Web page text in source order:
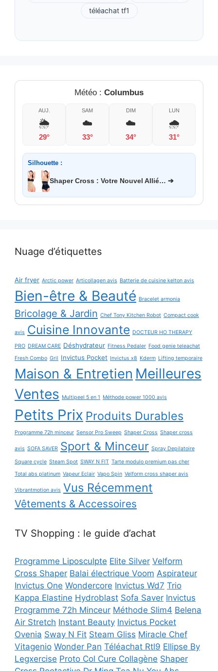
téléachat tf1
Météo : Columbus
AUJ.
🌦️
29°
SAM
☁️
33°
DIM
☁️
34°
LUN
🌧️
31°
Silhouette :
Shaper Cross : Votre Nouvel Allié… ➔
Nuage d’étiquettes
Air fryer Arctic power Articollagen avis Batterie de cuisine kelton avis
Bien-être & Beauté Bracelet armonia
Bricolage & Jardin Chef Tony Kitchen Robot Compact cook
avis Cuisine Innovante DOCTEUR HO THERAPY
PRO DREAM CARE Déshydrateur Fitness Pedaler Food genie teleachat
Fresh Combo Gril Invictus Pocket Invictus x8 Kderm Lifting temporaire
Maison & Entretien Meilleures
Ventes Multipeel 5 en 1 Méthode power 1000 avis
Petits Prix Produits Durables
Programme 72h minceur Sensor Pro Sweep Shaper Cross Shaper cross
avis SOFA SAVER Sport & Minceur Spray Depilatoire
Square cycle Steam Spot SWAY N FIT Tarte modulo premium pas cher
Total abs platinum Vapeur Eclair Vapo Spin Velform cross shaper avis
Vibrantmotion avis Vus Récemment
Vêtements & Accessoires
TV Shopping : le guide d’achat
Programme Liposculpte Elite Silver Velform
Cross Shaper Balai électrique Voom Aspirateur
Invictus One Wondercore Invictus Wd7 Trio
Kappa Elastine Hydroblast Sofa Saver Invictus
Programme 72h Minceur Méthode Slim4 Belena
Air Stretch Instant Beauty Invictus Pocket
Ovenia Sway N Fit Steam Gliss Miracle Chef
Vitagenio Wonder Pan Téléachat Rtl9 Ellipse By
Legxercise Proto Col Cure Collagène Shaper